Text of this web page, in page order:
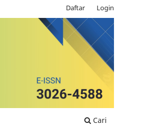
Cari
Daftar Login